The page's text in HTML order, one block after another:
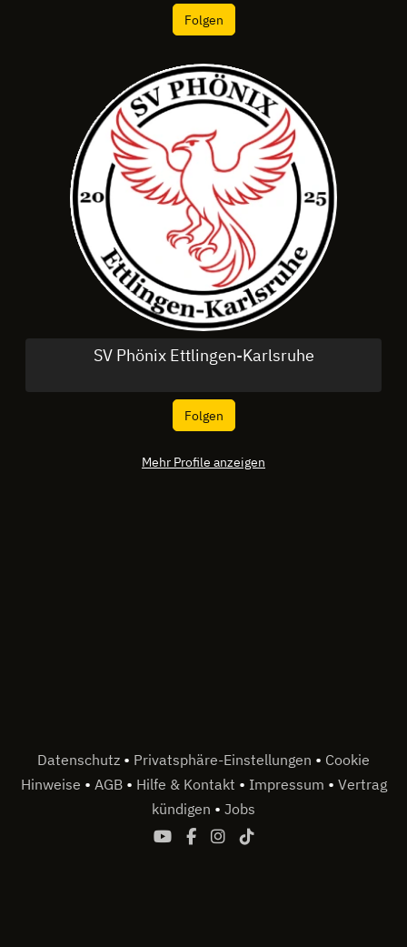
Folgen
SV Phönix Ettlingen-Karlsruhe
Folgen
Mehr Profile anzeigen
Datenschutz • Privatsphäre-Einstellungen • Cookie
Hinweise • AGB • Hilfe & Kontakt • Impressum • Vertrag
kündigen • Jobs